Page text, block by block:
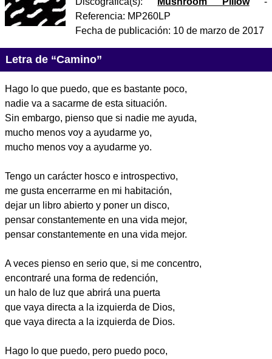
Referencia: MP260LP
Fecha de publicación: 10 de marzo de 2017
Letra de “Camino”
Hago lo que puedo, que es bastante poco,
nadie va a sacarme de esta situación.
Sin embargo, pienso que si nadie me ayuda,
mucho menos voy a ayudarme yo,
mucho menos voy a ayudarme yo.
Tengo un carácter hosco e introspectivo,
me gusta encerrarme en mi habitación,
dejar un libro abierto y poner un disco,
pensar constantemente en una vida mejor,
pensar constantemente en una vida mejor.
A veces pienso en serio que, si me concentro,
encontraré una forma de redención,
un halo de luz que abrirá una puerta
que vaya directa a la izquierda de Dios,
que vaya directa a la izquierda de Dios.
Hago lo que puedo, pero puedo poco,